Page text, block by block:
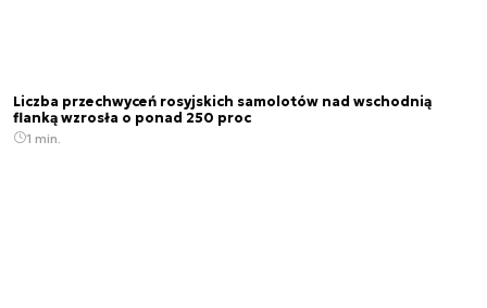
Liczba przechwyceń rosyjskich samolotów nad wschodnią
flanką wzrosła o ponad 250 proc
1 min.